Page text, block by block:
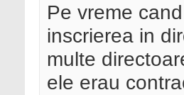
Pe vreme
inscrierea in
multe
ele erau